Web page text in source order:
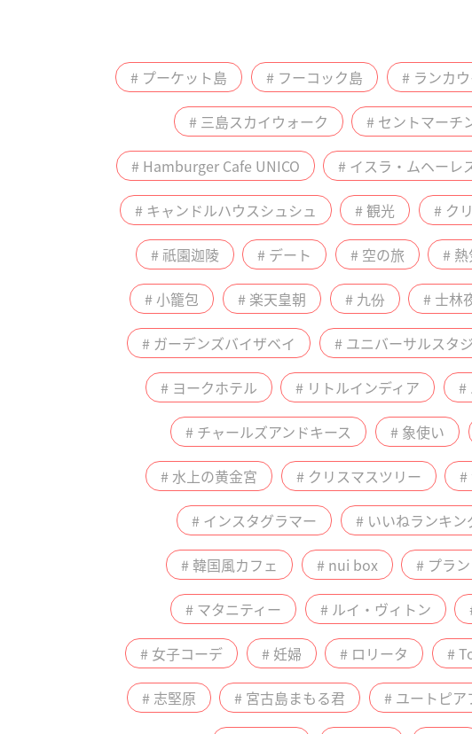
# プーケット島 # フーコック島 # ランカ
# 三島スカイウォーク # セントマーチ
# Hamburger Cafe UNICO # イスラ・ムヘーレ
# キャンドルハウスシュシュ # 観光 # ク
# 祇園迦陵 # デート # 空の旅 #
# 小籠包 # 楽天皇朝 # 九份 # 士林
# ガーデンズバイザベイ # ユニバーサルスタ
# ヨークホテル # リトルインディア #
# チャールズアンドキース # 象使い
# 水上の黄金宮 # クリスマスツリー #
# インスタグラマー # いいねランキン
# 韓国風カフェ # nui box # プラ
# マタニティー # ルイ・ヴィトン
# 女子コーデ # 妊婦 # ロリータ #
# 志堅原 # 宮古島まもる君 # ユートピア